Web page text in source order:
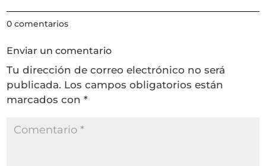
0 comentarios
Enviar un comentario
Tu dirección de correo electrónico no será
publicada. Los campos obligatorios están
marcados con*